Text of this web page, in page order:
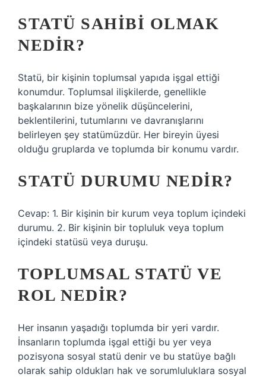
STATÜ SAHIBI OLMAK
NEDIR?
Statü, bir kişinin toplumsal yapıda işgal ettiği
konumdur. Toplumsal ilişkilerde, genellikle
başkalarının bize yönelik düşüncelerini,
beklentilerini, tutumlarını ve davranışlarını
belirleyen şey statümüzdür. Her bireyin üyesi
olduğu gruplarda ve toplumda bir konumu vardır.
STATÜ DURUMU NEDIR?
Cevap: 1. Bir kişinin bir kurum veya toplum içindeki
durumu. 2. Bir kişinin bir topluluk veya toplum
içindeki statüsü veya duruşu.
TOPLUMSAL STATÜ VE
ROL NEDIR?
Her insanın yaşadığı toplumda bir yeri vardır.
İnsanların toplumda işgal ettiği bu yer veya
pozisyona sosyal statü denir ve bu statüye bağlı
olarak sahip oldukları hak ve sorumluluklara sosyal